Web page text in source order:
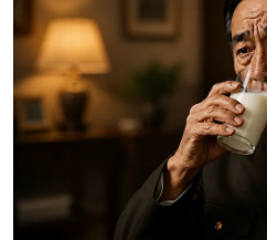
menurun
Covid-19
Perak
19 dalam